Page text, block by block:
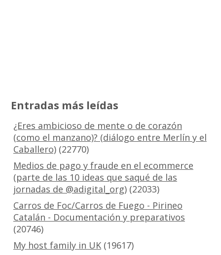
Entradas más leídas
¿Eres ambicioso de mente o de corazón
(como el manzano)? (diálogo entre Merlín y el
Caballero)(22770)
Medios de pago y fraude en el ecommerce
(parte de las 10 ideas que saqué de las
jornadas de @adigital_org)(22033)
Carros de Foc/Carros de Fuego - Pirineo
Catalán - Documentación y preparativos
(20746)
My host family in UK(19617)